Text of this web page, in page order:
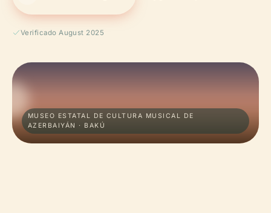
Verificado August 2025
MUSEO ESTATAL DE CULTURA MUSICAL DE
AZERBAIYÁN · BAKÚ